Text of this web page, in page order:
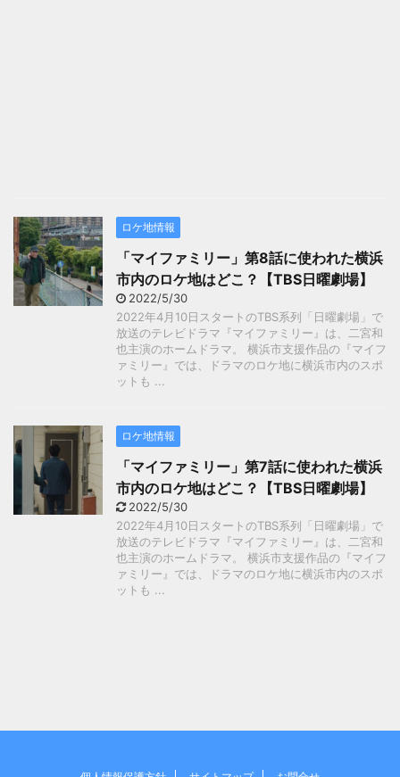
ロケ地情報
「マイファミリー」第8話に使われた横浜
市内のロケ地はどこ？【TBS日曜劇場】
2022/5/30
2022年4月10日スタートのTBS系列「日曜劇場」で
放送のテレビドラマ『マイファミリー』は、二宮和
也主演のホームドラマ。 横浜市支援作品の『マイフ
ァミリー』では、ドラマのロケ地に横浜市内のスポ
ットも ...
ロケ地情報
「マイファミリー」第7話に使われた横浜
市内のロケ地はどこ？【TBS日曜劇場】
2022/5/30
2022年4月10日スタートのTBS系列「日曜劇場」で
放送のテレビドラマ『マイファミリー』は、二宮和
也主演のホームドラマ。 横浜市支援作品の『マイフ
ァミリー』では、ドラマのロケ地に横浜市内のスポ
ットも ...